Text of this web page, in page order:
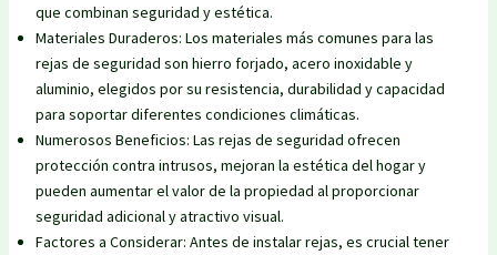
que combinan seguridad y estética.
Materiales Duraderos: Los materiales más comunes para las
rejas de seguridad son hierro forjado, acero inoxidable y
aluminio, elegidos por su resistencia, durabilidad y capacidad
para soportar diferentes condiciones climáticas.
Numerosos Beneficios: Las rejas de seguridad ofrecen
protección contra intrusos, mejoran la estética del hogar y
pueden aumentar el valor de la propiedad al proporcionar
seguridad adicional y atractivo visual.
Factores a Considerar: Antes de instalar rejas, es crucial tener